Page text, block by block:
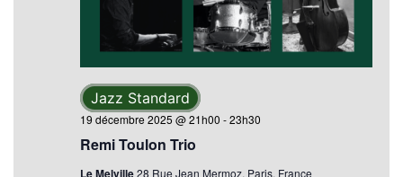
Remi Toulon Trio
19 décembre 2025 @ 21h00 -23h30
Jazz Standard
Le Melville28 Rue Jean Mermoz, Paris, France